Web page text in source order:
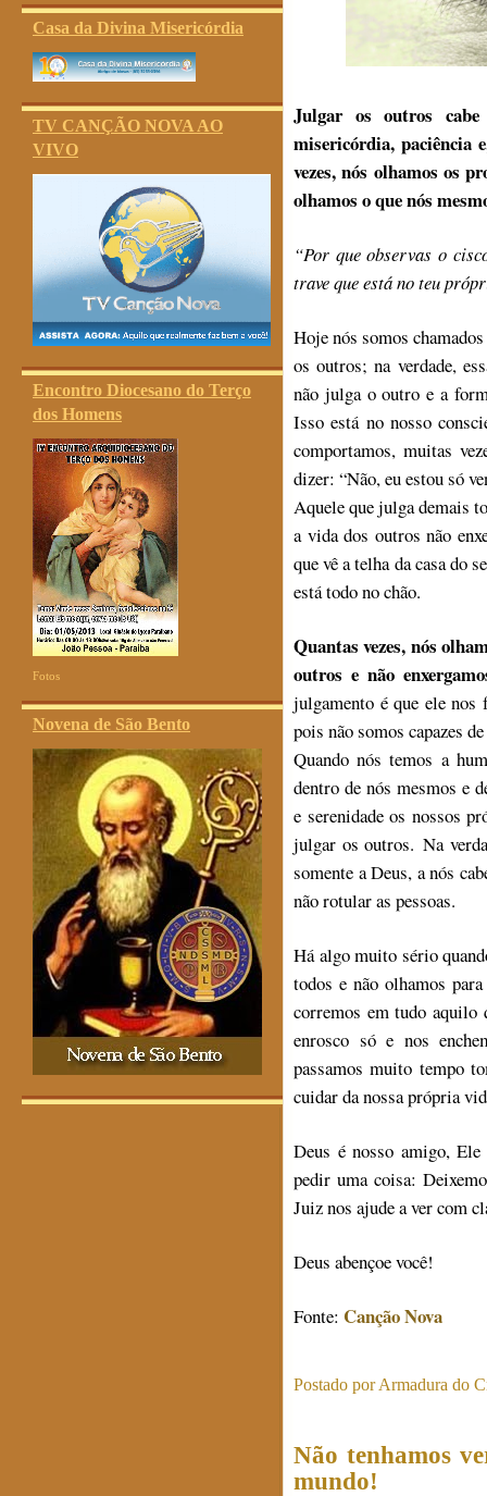
Casa da Divina Misericórdia
TV CANÇÃO NOVA AO
VIVO
Encontro Diocesano do Terço
dos Homens
Fotos
Novena de São Bento
Julgar os outros
misericórdia, paciência
vezes, nós olhamos os
olhamos o que nós
“Por que observas o
trave que está no teu
Hoje nós somos
os outros; na verdade,
não julga o outro e a
Isso está no nosso
comportamos, muitas
dizer: “Não, eu estou só
Aquele que julga demais
a vida dos outros não
que vê a telha da casa do
está todo no chão.
Quantas vezes, nós
outros e não
julgamento é que ele nos
pois não somos capazes
Quando nós temos a
dentro de nós mesmos e
e serenidade os nossos
julgar os outros. Na
somente a Deus, a nós
não rotular as pessoas.
Há algo muito sério
todos e não olhamos
corremos em tudo aquilo
enrosco só e nos
passamos muito tempo
cuidar da nossa própria
Deus é nosso amigo,
pedir uma coisa:
Juiz nos ajude a ver com
Deus abençoe você!
Fonte: Canção Nova
Postado porArmadura do
Não tenhamos
mundo!